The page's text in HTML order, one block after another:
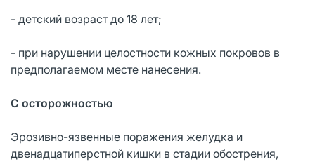
- детский возраст до 18 лет;
- при нарушении целостности кожных покровов в
предполагаемом месте нанесения.
С осторожностью
Эрозивно-язвенные поражения желудка и
двенадцатиперстной кишки в стадии обострения,